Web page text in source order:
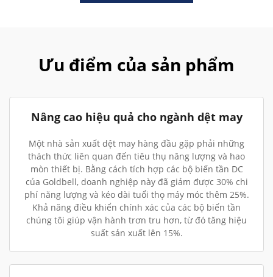
Ưu điểm của sản phẩm
Nâng cao hiệu quả cho ngành dệt may
Một nhà sản xuất dệt may hàng đầu gặp phải những
thách thức liên quan đến tiêu thụ năng lượng và hao
mòn thiết bị. Bằng cách tích hợp các bộ biến tần DC
của Goldbell, doanh nghiệp này đã giảm được 30% chi
phí năng lượng và kéo dài tuổi thọ máy móc thêm 25%.
Khả năng điều khiển chính xác của các bộ biến tần
chúng tôi giúp vận hành trơn tru hơn, từ đó tăng hiệu
suất sản xuất lên 15%.